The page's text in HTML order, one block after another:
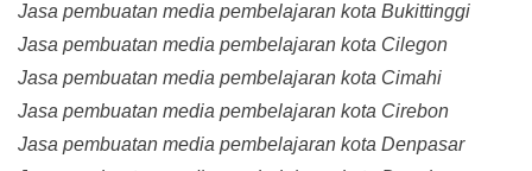
Jasa pembuatan media pembelajaran kota Bukittinggi
Jasa pembuatan media pembelajaran kota Cilegon
Jasa pembuatan media pembelajaran kota Cimahi
Jasa pembuatan media pembelajaran kota Cirebon
Jasa pembuatan media pembelajaran kota Denpasar